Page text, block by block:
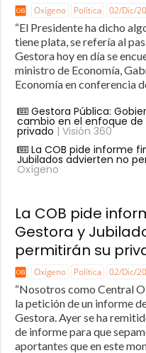
Oxígeno Política 02/Dic/
“El Presidente ha dicho
tiene plata, se refería al
Gestora hoy en día se
ministro de Economía,
Economía en conferencia
Gestora Pública:
cambio en el enfoque
privado | Visión 360
La COB pide informe
Jubilados advierten no
Oxígeno
La COB pide
Gestora y
permitirán su
Oxígeno Política 02/Dic/
“Nosotros como Central
la petición de un informe
Gestora. Ayer se ha
de informe para que
aportantes que en este